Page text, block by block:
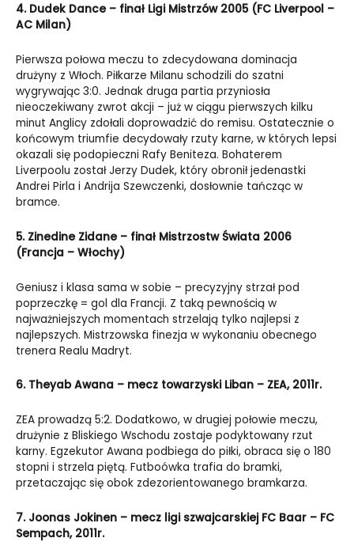
4. Dudek Dance – finał Ligi Mistrzów 2005 (FC Liverpool –
AC Milan)
Pierwsza połowa meczu to zdecydowana dominacja
drużyny z Włoch. Piłkarze Milanu schodzili do szatni
wygrywając 3:0. Jednak druga partia przyniosła
nieoczekiwany zwrot akcji – już w ciągu pierwszych kilku
minut Anglicy zdołali doprowadzić do remisu. Ostatecznie o
końcowym triumfie decydowały rzuty karne, w których lepsi
okazali się podopieczni Rafy Beniteza. Bohaterem
Liverpoolu został Jerzy Dudek, który obronił jedenastki
Andrei Pirla i Andrija Szewczenki, dosłownie tańcząc w
bramce.
5. Zinedine Zidane – finał Mistrzostw Świata 2006
(Francja – Włochy)
Geniusz i klasa sama w sobie – precyzyjny strzał pod
poprzeczkę = gol dla Francji. Z taką pewnością w
najważniejszych momentach strzelają tylko najlepsi z
najlepszych. Mistrzowska finezja w wykonaniu obecnego
trenera Realu Madryt.
6. Theyab Awana – mecz towarzyski Liban – ZEA, 2011r.
ZEA prowadzą 5:2. Dodatkowo, w drugiej połowie meczu,
drużynie z Bliskiego Wschodu zostaje podyktowany rzut
karny. Egzekutor Awana podbiega do piłki, obraca się o 180
stopni i strzela piętą. Futboówka trafia do bramki,
przetaczając się obok zdezorientowanego bramkarza.
7. Joonas Jokinen – mecz ligi szwajcarskiej FC Baar – FC
Sempach, 2011r.